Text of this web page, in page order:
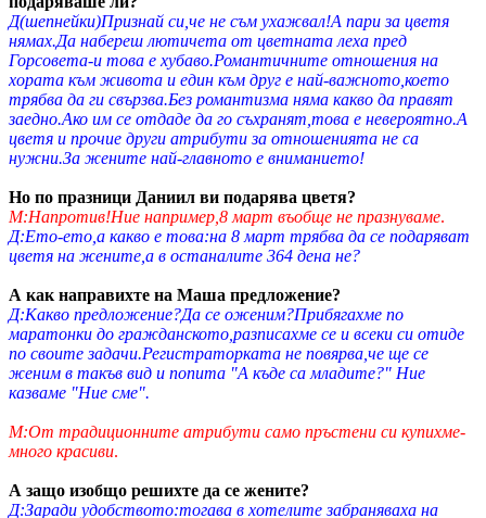
Д(шепнейки)Признай си,че не съм ухажвал!А пари за цветя
нямах.Да набереш лютичета от цветната леха пред
Горсовета-и това е хубаво.Романтичните отношения на
хората към живота и един към друг е най-важното,което
трябва да ги свързва.Без романтизма няма какво да правят
заедно.Ако им се отдаде да го съхранят,това е невероятно.А
цветя и прочие други атрибути за отношенията не са
нужни.За жените най-главното е вниманието!
Но по празници Даниил ви подарява цветя?
М:Напротив!Ние например,8 март въобще не празнуваме.
Д:Ето-ето,а какво е това:на 8 март трябва да се подаряват
цветя на жените,а в останалите 364 дена не?
А как направихте на Маша предложение?
Д:Какво предложение?Да се оженим?Прибягахме по
маратонки до гражданското,разписахме се и всеки си отиде
по своите задачи.Регистраторката не повярва,че ще се
женим в такъв вид и попита "А къде са младите?" Ние
казваме "Ние сме".
М:От традиционните атрибути само пръстени си купихме-
много красиви.
А защо изобщо решихте да се жените?
Д:Заради удобството:тогава в хотелите забраняваха на